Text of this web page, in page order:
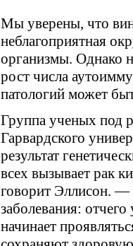
Мы уверены, что
неблагоприятная
организмы. Однако
рост числа
патологий может
Группа ученых под
Гарвардского
результат
всех вызывает рак
говорит Эллисон. —
заболевания:
начинает